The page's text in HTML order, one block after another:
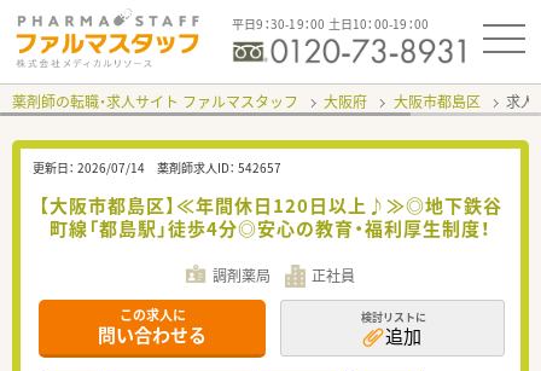
平日9：30-19：00 土日10：00-19：00
薬剤師の転職・求人サイト ファルマスタッフ 大阪府 大阪市都島区 求人
更新日： 2026/07/14 薬剤師求人ID： 542657
【大阪市都島区】≪年間休日120日以上♪≫◎地下鉄谷
町線「都島駅」徒歩4分◎安心の教育・福利厚生制度！
調剤薬局 正社員
この求人に
問い合わせる
検討リストに
追加